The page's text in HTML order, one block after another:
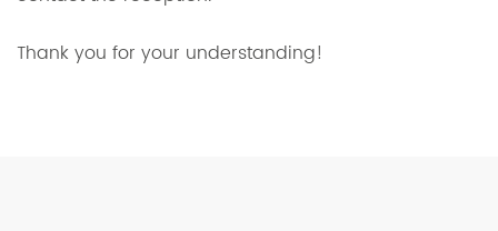
Thank you for your understanding!